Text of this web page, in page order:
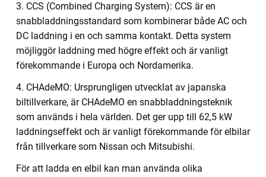
3. CCS (Combined Charging System): CCS är en
snabbladdningsstandard som kombinerar både AC och
DC laddning i en och samma kontakt. Detta system
möjliggör laddning med högre effekt och är vanligt
förekommande i Europa och Nordamerika.
4. CHAdeMO: Ursprungligen utvecklat av japanska
biltillverkare, är CHAdeMO en snabbladdningsteknik
som används i hela världen. Det ger upp till 62,5 kW
laddningseffekt och är vanligt förekommande för elbilar
från tillverkare som Nissan och Mitsubishi.
För att ladda en elbil kan man använda olika